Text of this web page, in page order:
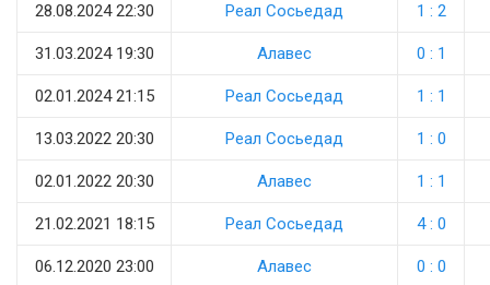
28.08.2024 22:30 Реал Сосьедад 1 : 2
31.03.2024 19:30 Алавес 0 : 1
02.01.2024 21:15 Реал Сосьедад 1 : 1
13.03.2022 20:30 Реал Сосьедад 1 : 0
02.01.2022 20:30 Алавес 1 : 1
21.02.2021 18:15 Реал Сосьедад 4 : 0
06.12.2020 23:00 Алавес 0 : 0